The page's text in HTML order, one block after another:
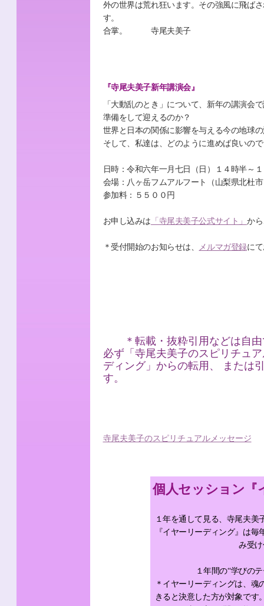
外の世界は荒れ狂います。その強風に飛ば
す。
合掌。 寺尾夫美子
『寺尾夫美子新年講演会』
「大動乱のとき」について、新年の講演会
準備をして迎えるのか？
世界と日本の関係に影響を与える今の地球
そして、私達は、どのように進めば良いの
日時：令和六年一月七日（日）１４時半～
会場：八ヶ岳フムアルフート（山梨県北杜
参加料：５５００円
お申し込みは 「寺尾夫美子公式サイト」 か
＊受付開始のお知らせは、 メルマガ登録に
＊転載・抜粋引用などは自
必ず「寺尾夫美子のスピリチュ
ディング」からの転用、 または
す。
寺尾夫美子のスピリチュアルメッセージ
個人セッション『
１年を通して見る、寺尾夫美
『イヤーリーディング』は
み受
１年間の“学びの
＊イヤーリーディングは、魂
きると決意した方が対象です